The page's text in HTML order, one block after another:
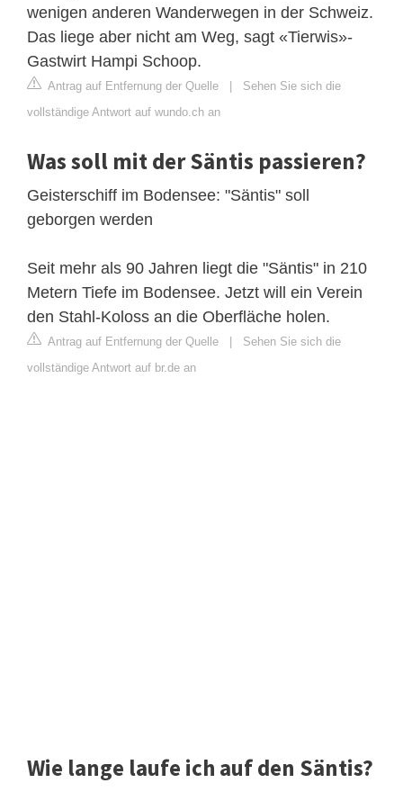
wenigen anderen Wanderwegen in der Schweiz.
Das liege aber nicht am Weg, sagt «Tierwis»-
Gastwirt Hampi Schoop.
Antrag auf Entfernung der Quelle
Sehen Sie sich die
vollständige Antwort auf wundo.ch an
Was soll mit der Säntis passieren?
Geisterschiff im Bodensee: "Säntis" soll
geborgen werden
Seit mehr als 90 Jahren liegt die "Säntis" in 210
Metern Tiefe im Bodensee. Jetzt will ein Verein
den Stahl-Koloss an die Oberfläche holen.
Antrag auf Entfernung der Quelle
Sehen Sie sich die
vollständige Antwort auf br.de an
Wie lange laufe ich auf den Säntis?